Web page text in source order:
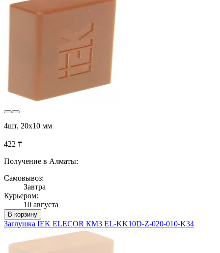
4шт, 20х10 мм
422 ₸
Получение в Алматы:
Самовывоз:
Завтра
Курьером:
10 августа
В корзину
Заглушка IEK ELECOR КМЗ EL-KK10D-Z-020-010-K34